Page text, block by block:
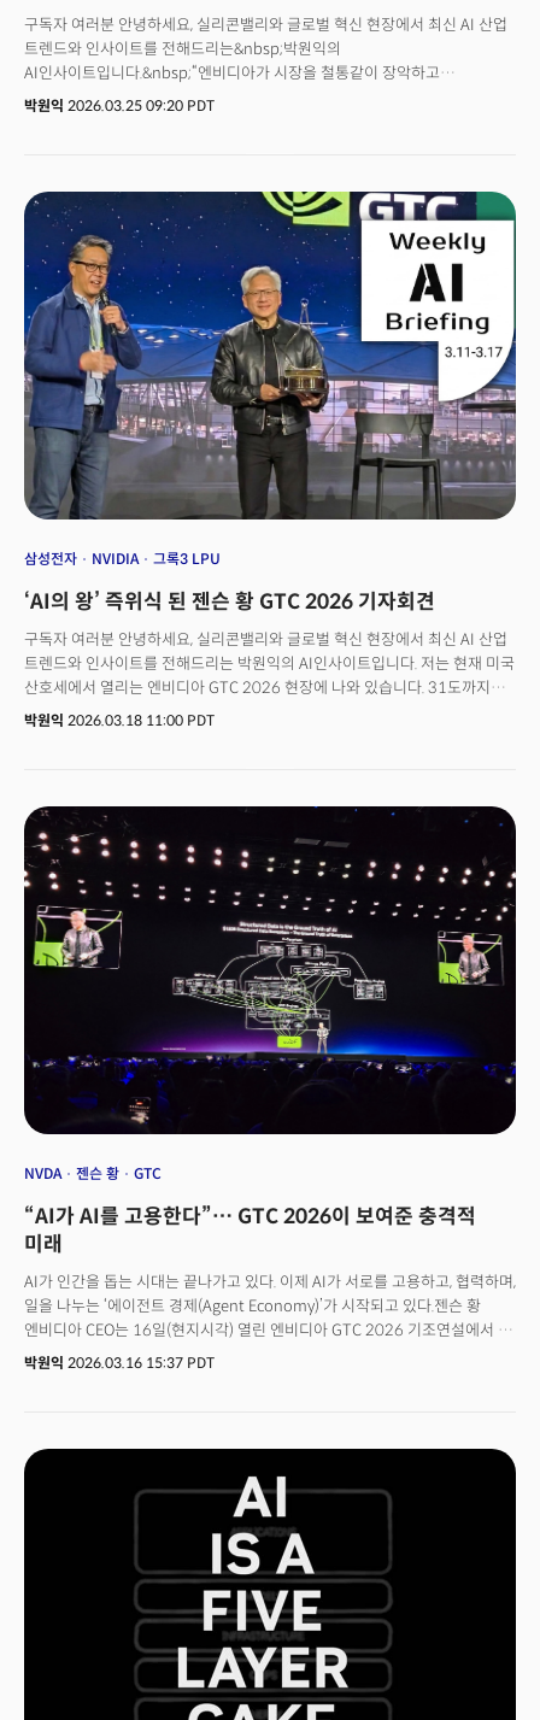
구독자 여러분 안녕하세요, 실리콘밸리와 글로벌 혁신 현장에서 최신 AI 산업
트렌드와 인사이트를 전해드리는&nbsp;박원익의
AI인사이트입니다.&nbsp;“엔비디아가 시장을 철통같이 장악하고
있다.”월스트리트저널(WSJ)은 23일(현지시각) 엔비디아가 “소규모
생태계의&nbsp;공급자이자 투자자, 그리고 채권자’라는 유일무이한 지위를
획득했다는 설명입니다.실제로 이번 GTC 2026 때 진행된 패널 토론에서
이와 같은 엔비디아의 막강한 영향력이 확인됐습니다. 퍼플렉시티, 커서,
미스트랄 AI, 싱킹머신스랩 등&nbsp;AI 생태계 리더 10명이 모여 황 CEO가
주관한 패널 토론에 참여한 것이죠. 엔비디아는 이 기업들에 자금을 투자한
투자자이자 첨단 칩을 제공하는 공급자이며 이들로부터 칩 판매 대금을 받는
채권자입니다.&nbsp;시장에서는 엔비디아의 최신 칩을 구하기 어렵습니다.
AI 기업들은 경쟁력 확보를 위해 강력한 AI 칩이 필요하죠. AI 리더들이 젠슨
황 CEO를 찾고, 엔비디아에 더욱 의존하게 되는 이유가 여기에
있습니다.&nbsp;
박원익 2026.03.25 09:20 PDT
삼성전자 NVIDIA 그록3 LPU
‘AI의 왕’ 즉위식 된 젠슨 황 GTC 2026 기자회견
구독자 여러분 안녕하세요, 실리콘밸리와 글로벌 혁신 현장에서 최신 AI 산업
트렌드와 인사이트를 전해드리는 박원익의 AI인사이트입니다. 저는 현재 미국
산호세에서 열리는 엔비디아 GTC 2026 현장에 나와 있습니다. 31도까지
치솟는 초여름 날씨만큼이나 GTC 현장 분위기가 뜨거운데요, 젠슨 황
박원익 2026.03.18 11:00 PDT
NVDA 젠슨 황 GTC
“AI가 AI를 고용한다”… GTC 2026이 보여준 충격적
미래
AI가 인간을 돕는 시대는 끝나가고 있다. 이제 AI가 서로를 고용하고, 협력하며,
일을 나누는 ‘에이전트 경제(Agent Economy)’가 시작되고 있다.젠슨 황
엔비디아 CEO는 16일(현지시각) 열린 엔비디아 GTC 2026 기조연설에서 AI
산업의 다음 단계로 '에이전틱 스케일링(Agentic Scaling)’이라는 새로운
CPU 랙, 에이전트 개발 툴킷, 그리고 로봇·자율주행·우주 데이터센터까지
이어지는 ‘AI 풀스택 인프라’ 전략을 통해, 엔비디아가 멀티 에이전트 경제의
기반을 장악하겠다는 청사진을 드러냈기 때문이다.GTC 2026은 AI 산업이
‘모델 경쟁’에서 ‘에이전트 경제 경쟁’으로 이동하고 있음을 보여준 결정적
순간이었다. 젠슨 황 CEO가 이날 기조연설에서 공개한 핵심 내용을 5가지로
박원익 2026.03.16 15:37 PDT